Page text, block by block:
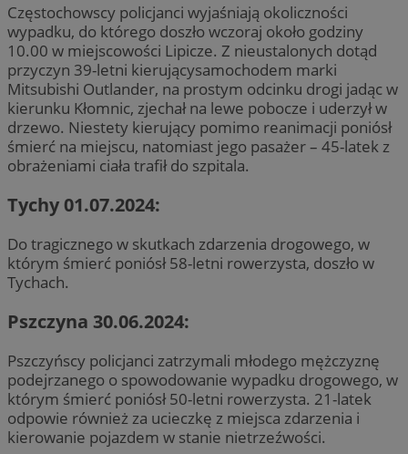
Częstochowscy policjanci wyjaśniają okoliczności
wypadku, do którego doszło wczoraj około godziny
10.00 w miejscowości Lipicze. Z nieustalonych dotąd
przyczyn 39-letni kierującysamochodem marki
Mitsubishi Outlander, na prostym odcinku drogi jadąc w
kierunku Kłomnic, zjechał na lewe pobocze i uderzył w
drzewo. Niestety kierujący pomimo reanimacji poniósł
śmierć na miejscu, natomiast jego pasażer – 45-latek z
obrażeniami ciała trafił do szpitala.
Tychy 01.07.2024:
Do tragicznego w skutkach zdarzenia drogowego, w
którym śmierć poniósł 58-letni rowerzysta, doszło w
Tychach.
Pszczyna 30.06.2024:
Pszczyńscy policjanci zatrzymali młodego mężczyznę
podejrzanego o spowodowanie wypadku drogowego, w
którym śmierć poniósł 50-letni rowerzysta. 21-latek
odpowie również za ucieczkę z miejsca zdarzenia i
kierowanie pojazdem w stanie nietrzeźwości.